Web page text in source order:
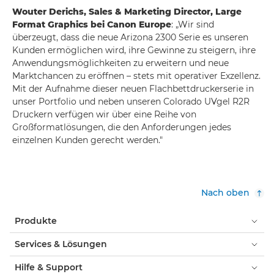
Wouter Derichs, Sales & Marketing Director, Large
Format Graphics bei Canon Europe: „Wir sind
überzeugt, dass die neue Arizona 2300 Serie es unseren
Kunden ermöglichen wird, ihre Gewinne zu steigern, ihre
Anwendungsmöglichkeiten zu erweitern und neue
Marktchancen zu eröffnen – stets mit operativer Exzellenz.
Mit der Aufnahme dieser neuen Flachbettdruckerserie in
unser Portfolio und neben unseren Colorado UVgel R2R
Druckern verfügen wir über eine Reihe von
Großformatlösungen, die den Anforderungen jedes
einzelnen Kunden gerecht werden."
Nach oben
Produkte
Services & Lösungen
Hilfe & Support